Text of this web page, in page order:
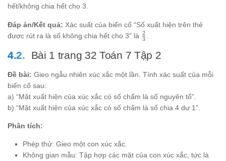
hết/không chia hết cho 3.
Đáp án/Kết quả: Xác suất của biến cố “Số xuất hiện trên thẻ
được rút ra là số không chia hết cho 3” là \frac{2}
3
2
Bài 1 trang 32 Toán 7 Tập 2
Đề bài: Gieo ngẫu nhiên xúc xắc một lần. Tính xác suất của mỗi
biến cố sau:
a) “Mặt xuất hiện của xúc xắc có số chấm là số nguyên tố”.
b) “Mặt xuất hiện của xúc xắc có số chấm là số chia 4 dư 1”.
Phân tích:
Phép thử: Gieo một con xúc xắc.
Không gian mẫu: Tập hợp các mặt của con xúc xắc, tức là